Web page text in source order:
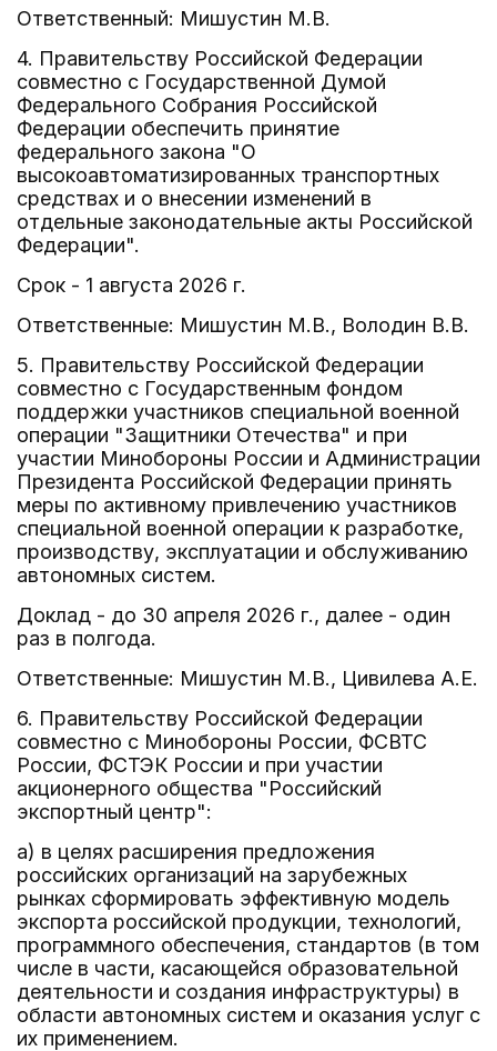
Ответственный: Мишустин М.В.
4. Правительству Российской Федерации
совместно с Государственной Думой
Федерального Собрания Российской
Федерации обеспечить принятие
федерального закона "О
высокоавтоматизированных транспортных
средствах и о внесении изменений в
отдельные законодательные акты Российской
Федерации".
Срок - 1 августа 2026 г.
Ответственные: Мишустин М.В., Володин В.В.
5. Правительству Российской Федерации
совместно с Государственным фондом
поддержки участников специальной военной
операции "Защитники Отечества" и при
участии Минобороны России и Администрации
Президента Российской Федерации принять
меры по активному привлечению участников
специальной военной операции к разработке,
производству, эксплуатации и обслуживанию
автономных систем.
Доклад - до 30 апреля 2026 г., далее - один
раз в полгода.
Ответственные: Мишустин М.В., Цивилева А.Е.
6. Правительству Российской Федерации
совместно с Минобороны России, ФСВТС
России, ФСТЭК России и при участии
акционерного общества "Российский
экспортный центр":
а) в целях расширения предложения
российских организаций на зарубежных
рынках сформировать эффективную модель
экспорта российской продукции, технологий,
программного обеспечения, стандартов (в том
числе в части, касающейся образовательной
деятельности и создания инфраструктуры) в
области автономных систем и оказания услуг с
их применением.